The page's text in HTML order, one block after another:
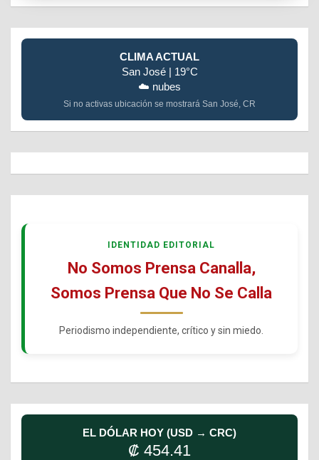
CLIMA ACTUAL
San José | 19°C
☁️ nubes
Si no activas ubicación se mostrará San José, CR
IDENTIDAD EDITORIAL
No Somos Prensa Canalla,
Somos Prensa Que No Se Calla
Periodismo independiente, crítico y sin miedo.
EL DÓLAR HOY (USD → CRC)
₡ 454.41